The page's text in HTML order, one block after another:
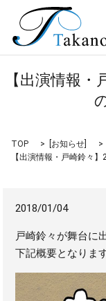
【出演情報
TOP お知らせ
【出演情報・戸崎鈴々
2018/01/04
戸崎鈴々が舞台に
下記概要となります